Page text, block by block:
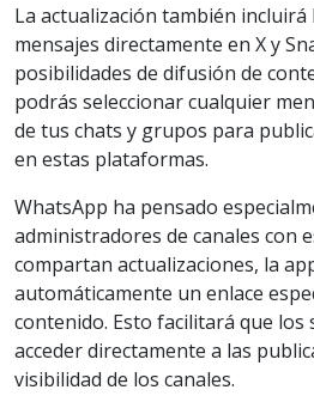
La actualización también
mensajes directamente en X y
posibilidades de difusión de
podrás seleccionar cualquier
de tus chats y grupos para
en estas plataformas.
WhatsApp ha pensado
administradores de canales con
compartan actualizaciones, la
automáticamente un enlace
contenido. Esto facilitará que los
acceder directamente a las
visibilidad de los canales.